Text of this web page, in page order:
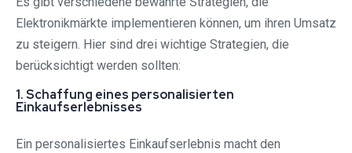
Elektronikmärkte implementieren können, um ihren Umsatz
zu steigern. Hier sind drei wichtige Strategien, die
berücksichtigt werden sollten:
1. Schaffung eines personalisierten
Einkaufserlebnisses
Ein personalisiertes Einkaufserlebnis macht den